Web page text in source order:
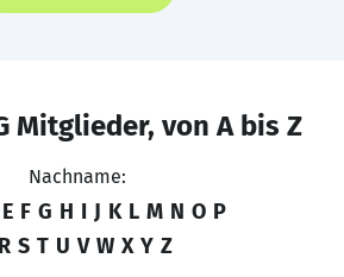
Mitglieder, von A bis Z
Nachname:
E F G H I J K L M N O P
R S T U V W X Y Z